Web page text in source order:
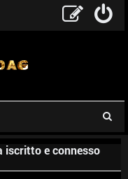
iscritto e connesso